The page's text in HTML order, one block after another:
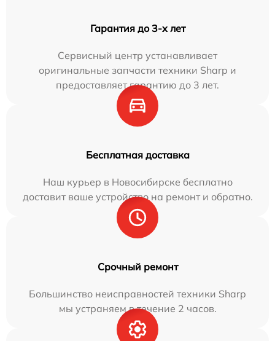
Гарантия до 3-х лет
Сервисный центр устанавливает
оригинальные запчасти техники Sharp и
предоставляет гарантию до 3 лет.
Бесплатная доставка
Наш курьер в Новосибирске бесплатно
доставит ваше устройство на ремонт и обратно.
Срочный ремонт
Большинство неисправностей техники Sharp
мы устраняем в течение 2 часов.